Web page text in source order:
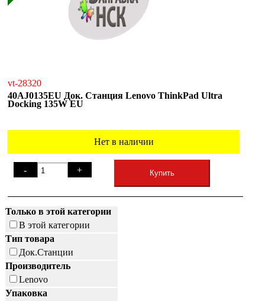
vt-28320
40AJ0135EU Док. Станция Lenovo ThinkPad Ultra
Docking 135W EU
Нет в наличии
- + Купить
Только в этой категории
В этой категории
Тип товара
Док.Станции
Производитель
Lenovo
Упаковка